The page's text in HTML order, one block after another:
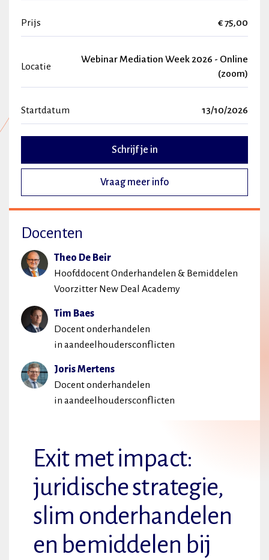
Exit met impact:
juridische strategie,
slim onderhandelen
en bemiddelen bij
Prijs € 75,00
Locatie
Webinar Mediation Week 2026 - Online
(zoom)
Startdatum 13/10/2026
Schrijf je in
Vraag meer info
Docenten
Theo De Beir
Hoofddocent Onderhandelen & Bemiddelen
Voorzitter New Deal Academy
Tim Baes
Docent onderhandelen
in aandeelhoudersconflicten
Joris Mertens
Docent onderhandelen
in aandeelhoudersconflicten